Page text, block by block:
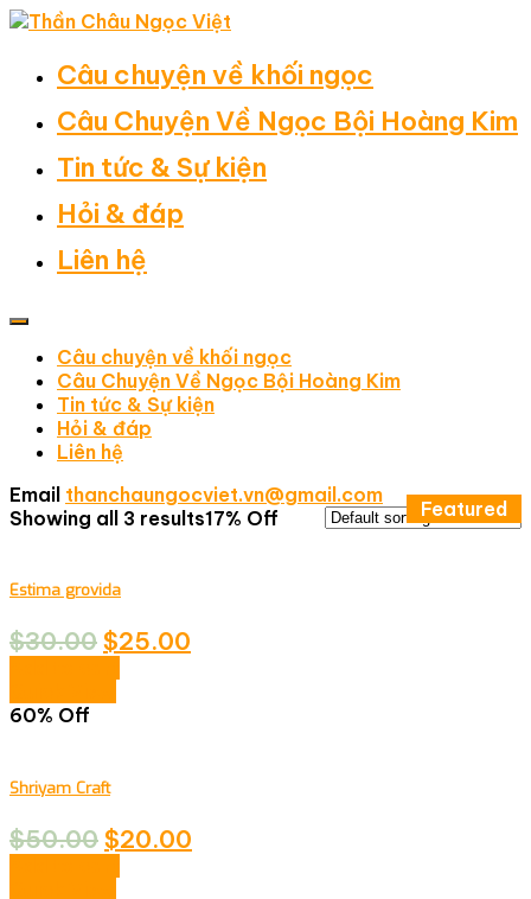
Câu chuyện về khối ngọc
Câu Chuyện Về Ngọc Bội Hoàng Kim
Tin tức & Sự kiện
Hỏi & đáp
Liên hệ
Câu chuyện về khối ngọc
Câu Chuyện Về Ngọc Bội Hoàng Kim
Tin tức & Sự kiện
Hỏi & đáp
Liên hệ
Email thanchaungocviet.vn@gmail.com
Showing all 3 results
Featured
17% Off
Estima grovida
$30.00 $25.00
60% Off
Shriyam Craft
$50.00 $20.00